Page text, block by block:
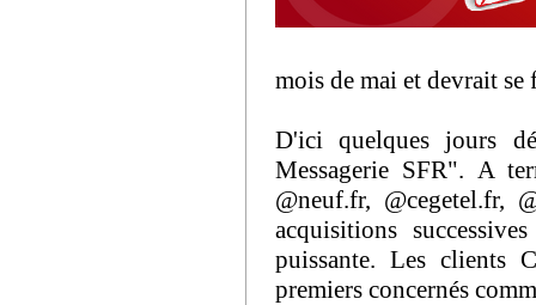
mois de mai et devrait
D'ici quelques jours
Messagerie SFR". A
@neuf.fr, @cegetel.fr,
acquisitions
puissante. Les clients
premiers concernés